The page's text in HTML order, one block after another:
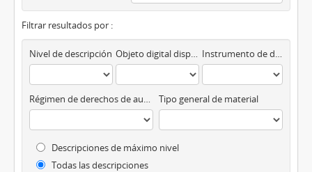
Filtrar resultados por :
Nivel de descripción Objeto digital disponibles Instrumento de descripción
Régimen de derechos de autor Tipo general de material
Descripciones de máximo nivel
Todas las descripciones